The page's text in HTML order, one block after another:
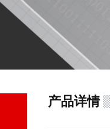
产品详情